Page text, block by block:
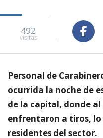
492
visitas
Personal de
ocurrida la noche de
de la capital, donde al
enfrentaron a tiros, lo
residentes del sector.